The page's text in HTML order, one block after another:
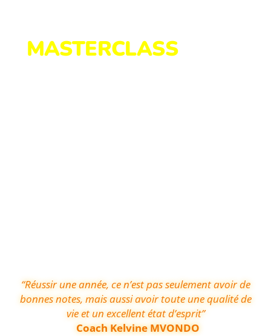
MASTERCLASSDE LA
“Réussir une année, ce n’est pas seulement avoir de
bonnes notes, mais aussi avoir toute une qualité de
vie et un excellent état d’esprit”
Coach Kelvine MVONDO